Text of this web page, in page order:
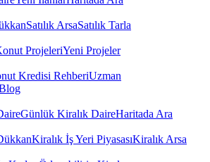
Satılık ArsaSatılık Tarla
ProjeleriYeni Projeler
Kredisi RehberiUzman
Günlük Kiralık DaireHaritada Ara
Kiralık İş Yeri PiyasasıKiralık Arsa